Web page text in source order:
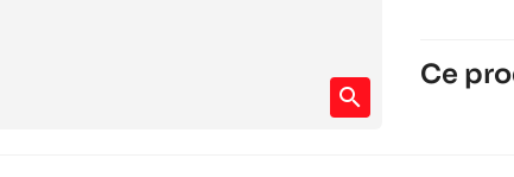
search
Ce